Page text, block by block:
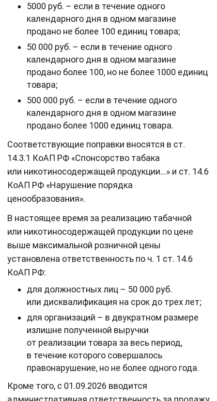
5000 руб. – если в течение одного
календарного дня в одном магазине
продано не более 100 единиц товара;
50 000 руб. – если в течение одного
календарного дня в одном магазине
продано более 100, но не более 1000 единиц
товара;
500 000 руб. – если в течение одного
календарного дня в одном магазине
продано более 1000 единиц товара.
Соответствующие поправки вносятся в ст.
14.3.1 КоАП РФ «Спонсорство табака
или никотиносодержащей продукции…» и ст. 14.6
КоАП РФ «Нарушение порядка
ценообразования».
В настоящее время за реализацию табачной
или никотиносодержащей продукции по цене
выше максимальной розничной цены
установлена ответственность по ч. 1 ст. 14.6
КоАП РФ:
для должностных лиц – 50 000 руб.
или дисквалификация на срок до трех лет;
для организаций – в двукратном размере
излишне полученной выручки
от реализации товара за весь период,
в течение которого совершалось
правонарушение, но не более одного года.
Кроме того, с 01.09.2026 вводится